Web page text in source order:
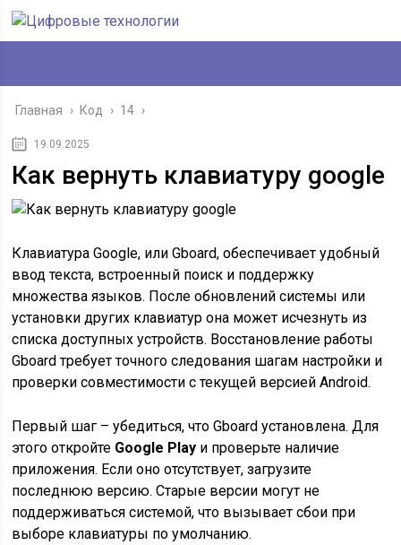
Главная › Код › 14 ›
19.09.2025
Как вернуть клавиатуру google
Клавиатура Google, или Gboard, обеспечивает удобный
ввод текста, встроенный поиск и поддержку
множества языков. После обновлений системы или
установки других клавиатур она может исчезнуть из
списка доступных устройств. Восстановление работы
Gboard требует точного следования шагам настройки и
проверки совместимости с текущей версией Android.
Первый шаг – убедиться, что Gboard установлена. Для
этого откройте Google Play и проверьте наличие
приложения. Если оно отсутствует, загрузите
последнюю версию. Старые версии могут не
поддерживаться системой, что вызывает сбои при
выборе клавиатуры по умолчанию.